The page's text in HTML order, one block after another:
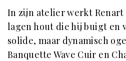
In zijn atelier werkt
lagen hout die hij buigt en
solide, maar dynamisch
Banquette Wave Cuir en